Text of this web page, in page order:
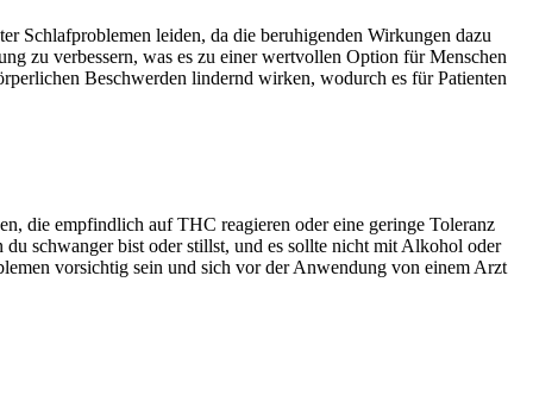
Schlafproblemen leiden, da die beruhigenden Wirkungen dazu
zu verbessern, was es zu einer wertvollen Option für Menschen
Beschwerden lindernd wirken, wodurch es für Patienten
die empfindlich auf THC reagieren oder eine geringe Toleranz
schwanger bist oder stillst, und es sollte nicht mit Alkohol oder
vorsichtig sein und sich vor der Anwendung von einem Arzt